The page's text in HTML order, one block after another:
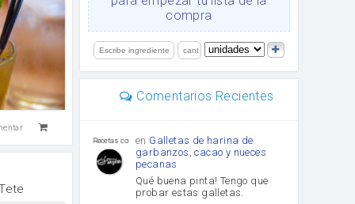
compra
Comentarios Recientes
Recetas con sazon
en Galletas de harina de
garbanzos, cacao y nueces
pecanas
Qué buena pinta! Tengo que
probar estas galletas.